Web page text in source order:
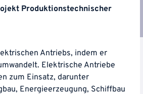
Produktionstechnischer
Antriebs, indem er
Elektrische Antriebe
zum Einsatz, darunter
Energieerzeugung, Schiffbau